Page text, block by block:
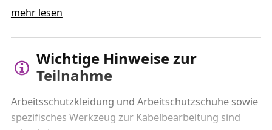
Mittelspannungsübergangsmuffe in
mehr lesen
Wichtige Hinweise zur
Teilnahme
Arbeitsschutzkleidung und Arbeitschutzschuhe sowie
spezifisches Werkzeug zur Kabelbearbeitung sind